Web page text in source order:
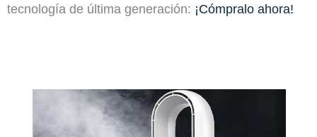
tecnología de última generación: ¡Cómpralo ahora!